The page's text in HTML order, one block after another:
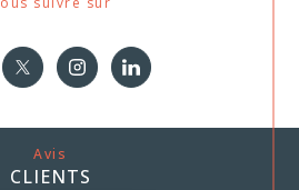
Avis
CLIENTS